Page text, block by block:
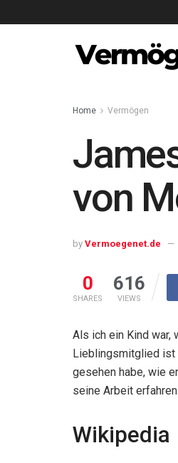
Home Vermögen
von
by Vermoegenet.de
0
SHARES
616
VIEWS
Als ich ein Kind war,
Lieblingsmitglied ist
gesehen habe, wie
seine Arbeit
Wikipedia